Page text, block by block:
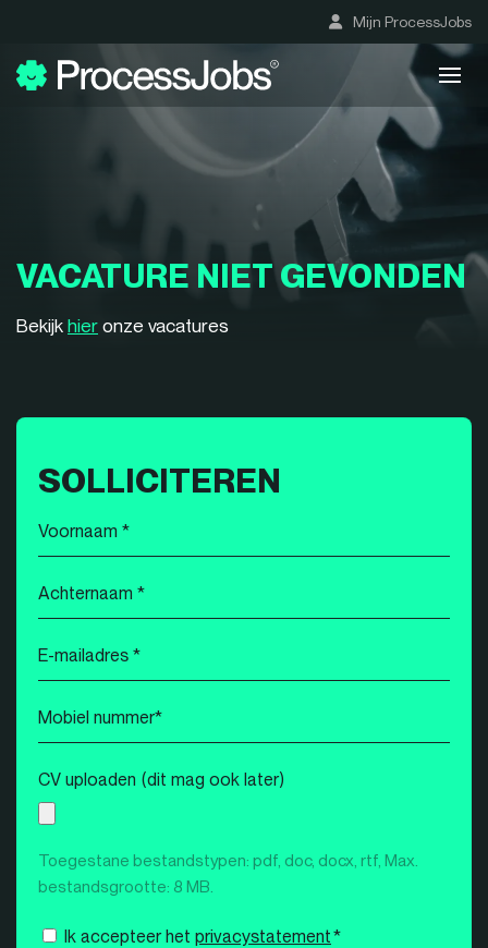
Mijn ProcessJobs
VACATURE NIET GEVONDEN
Bekijk hier onze vacatures
SOLLICITEREN
Voornaam
*
Achternaam
*
E-
mailadres
*
Mobiel
nummer
*
CV uploaden (dit mag ook later)
Toegestane bestandstypen: pdf, doc, docx, rtf, Max.
bestandsgrootte: 8 MB.
Instemming
Ik accepteer het privacystatement*